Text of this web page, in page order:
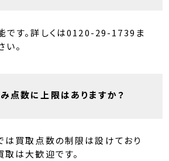
です。詳しくは0120-29-1739ま
。
点数に上限はありますか？
は買取点数の制限は設けており
取は大歓迎です。